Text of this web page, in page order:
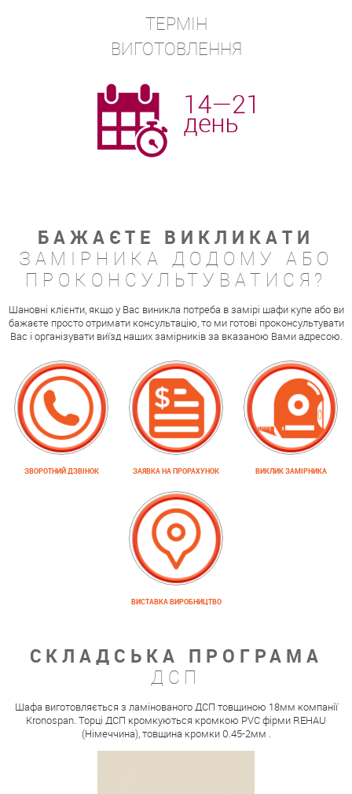
ТЕРМІН
ВИГОТОВЛЕННЯ
БАЖАЄТЕ ВИКЛИКАТИ
ЗАМІРНИКА ДОДОМУ АБО
ПРОКОНСУЛЬТУВАТИСЯ?
Шановні клієнти, якщо у Вас виникла потреба в замірі шафи купе або ви
бажаєте просто отримати консультацію, то ми готові проконсультувати
Вас і організувати виїзд наших замірників за вказаною Вами адресою.
ЗВОРОТНИЙ ДЗВІНОК ЗАЯВКА НА ПРОРАХУНОК ВИКЛИК ЗАМІРНИКА
ВИСТАВКА ВИРОБНИЦТВО
СКЛАДСЬКА ПРОГРАМА
ДСП
Шафа виготовляється з ламінованого ДСП товщиною 18мм компанії
Kronospan. Торці ДСП кромкуються кромкою PVC фірми REHAU
(Німеччина), товщина кромки 0.45-2мм .